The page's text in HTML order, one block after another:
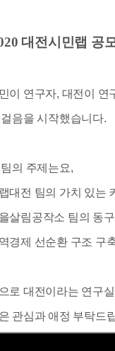
대전시민랩 공
이 연구자, 대전이 연
음을 시작했습니다.
의 주제는요,
대전 팀의 가치 있는
살림공작소 팀의 동
경제 선순환 구조 구
로 대전이라는 연구
관심과 애정 부탁드